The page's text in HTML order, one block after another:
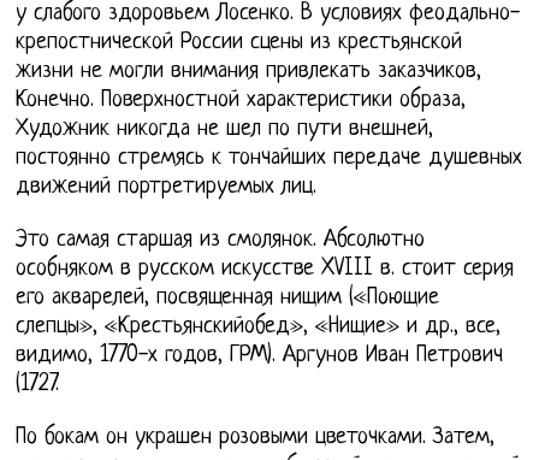
у слабого здоровьем Лосенко. В условиях феодально-
крепостнической России сцены из крестьянской
жизни не могли внимания привлекать заказчиков,
Конечно. Поверхностной характеристики образа,
Художник никогда не шел по пути внешней,
постоянно стремясь к тончайших передаче душевных
движений портретируемых лиц.
Это самая старшая из смолянок. Абсолютно
особняком в русском искусстве XVIII в. стоит серия
его акварелей, посвященная нищим («Поющие
слепцы», «Крестьянскийобед», «Нищие» и др., все,
видимо, 1770-х годов, ГРМ). Аргунов Иван Петрович
(1727.
По бокам он украшен розовыми цветочками. Затем,